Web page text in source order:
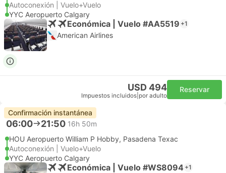
Autoconexión | Vuelo+Vuelo
YYC Aeropuerto Calgary
Económica | Vuelo #AA5519 +1
American Airlines
USD 494
Impuestos incluidos por adulto
Reservar
Confirmación instantánea
06:00 21:50 16h 50m
HOU Aeropuerto William P Hobby, Pasadena Texac
Autoconexión | Vuelo+Vuelo
YYC Aeropuerto Calgary
Económica | Vuelo #WS8094 +1